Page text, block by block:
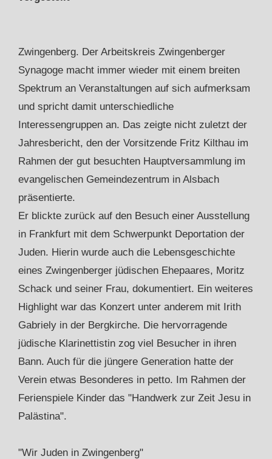
Zwingenberg. Der Arbeitskreis Zwingenberger
Synagoge macht immer wieder mit einem breiten
Spektrum an Veranstaltungen auf sich aufmerksam
und spricht damit unterschiedliche
Interessengruppen an. Das zeigte nicht zuletzt der
Jahresbericht, den der Vorsitzende Fritz Kilthau im
Rahmen der gut besuchten Hauptversammlung im
evangelischen Gemeindezentrum in Alsbach
präsentierte.
Er blickte zurück auf den Besuch einer Ausstellung
in Frankfurt mit dem Schwerpunkt Deportation der
Juden. Hierin wurde auch die Lebensgeschichte
eines Zwingenberger jüdischen Ehepaares, Moritz
Schack und seiner Frau, dokumentiert. Ein weiteres
Highlight war das Konzert unter anderem mit Irith
Gabriely in der Bergkirche. Die hervorragende
jüdische Klarinettistin zog viel Besucher in ihren
Bann. Auch für die jüngere Generation hatte der
Verein etwas Besonderes in petto. Im Rahmen der
Ferienspiele Kinder das "Handwerk zur Zeit Jesu in
Palästina".
"Wir Juden in Zwingenberg"